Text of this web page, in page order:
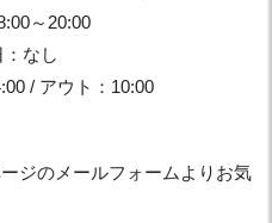
～20:00
：なし
/ アウト：10:00
ジのメールフォームよりお気